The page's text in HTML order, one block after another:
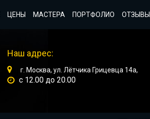
ЦЕНЫ МАСТЕРА ПОРТФОЛИО ОТЗЫВЫ
Наш адрес:
г. Москва, ул. Лётчика Грицевца 14а,
с 12.00 до 20.00